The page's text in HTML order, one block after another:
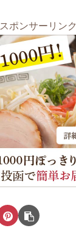
スポンサーリンク